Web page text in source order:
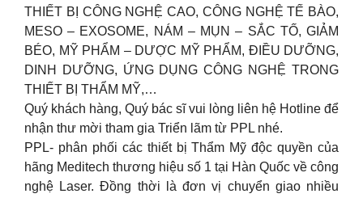
THIẾT BỊ CÔNG NGHỆ CAO, CÔNG NGHỆ TẾ BÀO,
MESO – EXOSOME, NÁM – MỤN – SẮC TỐ, GIẢM
BÉO, MỸ PHẨM – DƯỢC MỸ PHẨM, ĐIỀU DƯỠNG,
DINH DƯỠNG, ỨNG DỤNG CÔNG NGHỆ TRONG
THIẾT BỊ THẨM MỸ,…
Quý khách hàng, Quý bác sĩ vui lòng liên hệ Hotline để
nhận thư mời tham gia Triển lãm từ PPL nhé.
PPL- phân phối các thiết bị Thẩm Mỹ độc quyền của
hãng Meditech thương hiệu số 1 tại Hàn Quốc về công
nghệ Laser. Đồng thời là đơn vị chuyển giao nhiều